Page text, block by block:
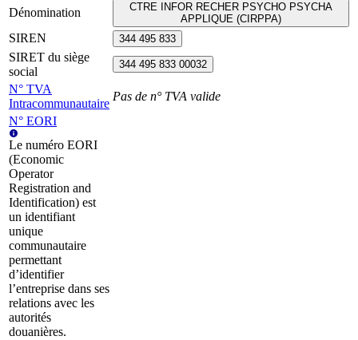
Dénomination
CTRE INFOR RECHER PSYCHO PSYCHA
APPLIQUE (CIRPPA)
SIREN 344 495 833
SIRET du siège
social
344 495 833 00032
N° TVA
Intracommunautaire
Pas de n° TVA valide
N° EORI
Le numéro EORI
(Economic
Operator
Registration and
Identification) est
un identifiant
unique
communautaire
permettant
d’identifier
l’entreprise dans ses
relations avec les
autorités
douanières.